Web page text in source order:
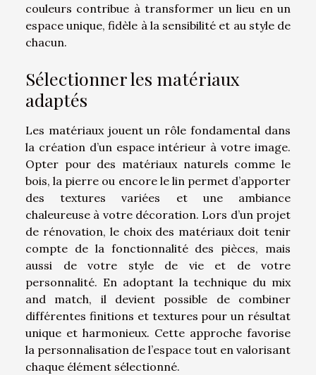
couleurs contribue à transformer un lieu en un
espace unique, fidèle à la sensibilité et au style de
chacun.
Sélectionner les matériaux
adaptés
Les matériaux jouent un rôle fondamental dans
la création d’un espace intérieur à votre image.
Opter pour des matériaux naturels comme le
bois, la pierre ou encore le lin permet d’apporter
des textures variées et une ambiance
chaleureuse à votre décoration. Lors d’un projet
de rénovation, le choix des matériaux doit tenir
compte de la fonctionnalité des pièces, mais
aussi de votre style de vie et de votre
personnalité. En adoptant la technique du mix
and match, il devient possible de combiner
différentes finitions et textures pour un résultat
unique et harmonieux. Cette approche favorise
la personnalisation de l’espace tout en valorisant
chaque élément sélectionné.